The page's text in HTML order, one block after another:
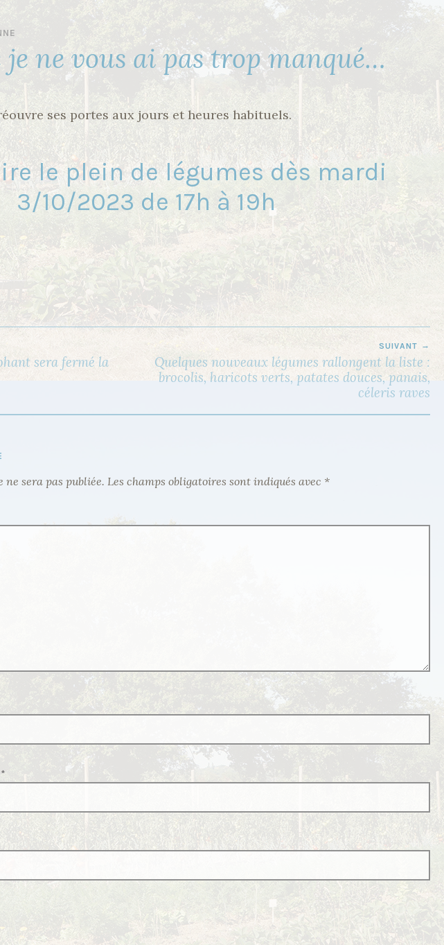
je ne vous ai pas trop manqué…
ses portes aux jours et heures habituels.
le plein de légumes dès mardi
3/10/2023 de 17h à 19h
sera fermé la
SUIVANT
Quelques nouveaux légumes rallongent la liste :
brocolis, haricots verts, patates douces, panais,
céleris raves
ne sera pas publiée. Les champs obligatoires sont indiqués avec *
*